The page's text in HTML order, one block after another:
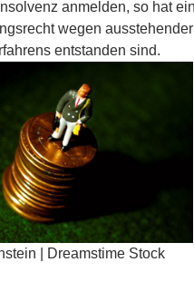
anmelden, so hat
wegen
entstanden sind.
| Dreamstime Stock